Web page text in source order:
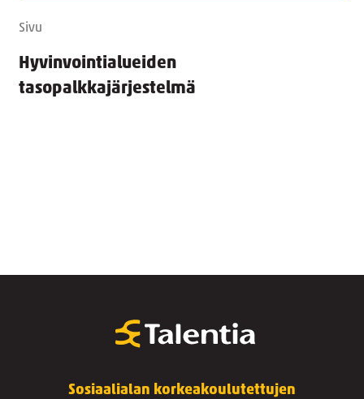
Sivu
Hyvinvointialueiden
tasopalkkajärjestelmä
Sosiaalialan korkeakoulutettujen